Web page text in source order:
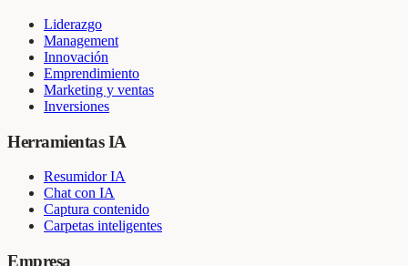
Liderazgo
Management
Innovación
Emprendimiento
Marketing y ventas
Inversiones
Herramientas IA
Resumidor IA
Chat con IA
Captura contenido
Carpetas inteligentes
Empresa